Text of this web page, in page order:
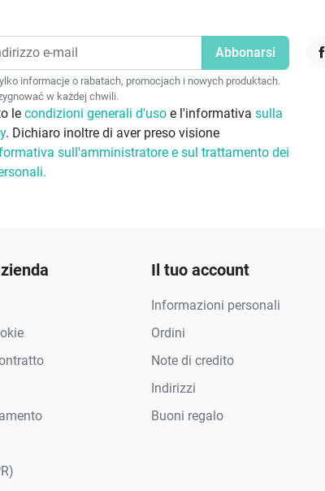
informacje o rabatach, promocjach i nowych produktach.
w każdej chwili.
le condizioni generali d'uso e l'informativa sulla
. Dichiaro inoltre di aver preso visione
sull'amministratore e sul trattamento dei
Il tuo account
Informazioni personali
Ordini
Note di credito
Indirizzi
Buoni regalo